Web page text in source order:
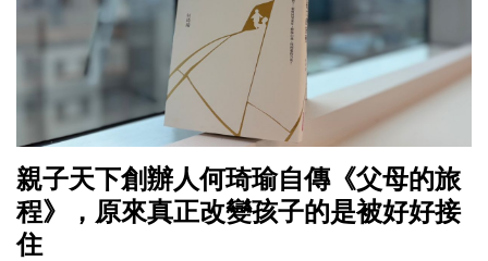
親子天下創辦人何琦瑜自傳《父母的旅
程》，原來真正改變孩子的是被好好接
住